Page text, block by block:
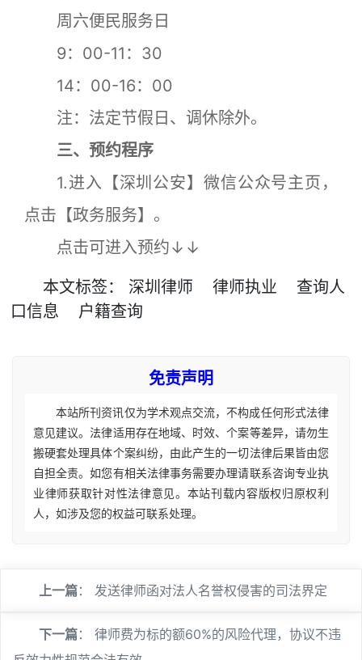
周六便民服务日
9：00-11：30
14：00-16：00
注：法定节假日、调休除外。
三、预约程序
1.进入【深圳公安】微信公众号主页，
点击【政务服务】。
点击可进入预约↓↓
本文标签： 深圳律师 律师执业
查询人
口信息
户籍查询
免责声明
本站所刊资讯仅为学术观点交流，不构成任何形式法律
意见建议。法律适用存在地域、时效、个案等差异，请勿生
搬硬套处理具体个案纠纷，由此产生的一切法律后果皆由您
自担全责。如您有相关法律事务需要办理请联系咨询专业执
业律师获取针对性法律意见。本站刊载内容版权归原权利
人，如涉及您的权益可联系处理。
上一篇： 发送律师函对法人名誉权侵害的司法界定
下一篇： 律师费为标的额60%的风险代理，协议不违